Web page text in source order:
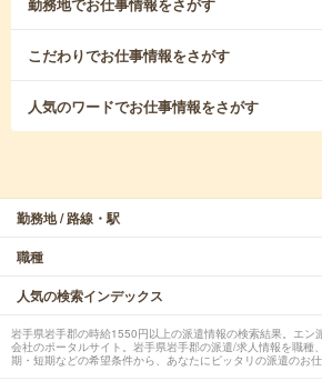
勤務地でお仕事情報をさがす
こだわりでお仕事情報をさがす
人気のワードでお仕事情報をさがす
勤務地 / 路線・駅
職種
人気の検索インデックス
岩手県岩手郡の時給1550円以上の派遣情報の検索結果。エン
会社のポータルサイト。岩手県岩手郡の派遣/求人情報を職種
期・短期などの希望条件から、あなたにピッタリの派遣のお仕